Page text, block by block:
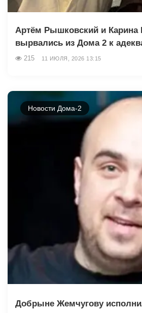
Артём Рышковский и Карина
вырвались из Дома 2 к
215 11 ИЮЛЯ, 2026 13:15
Новости Дома-2
Добрыне Жемчугову